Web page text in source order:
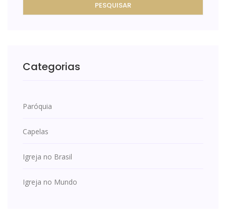
PESQUISAR
Categorias
Paróquia
Capelas
Igreja no Brasil
Igreja no Mundo